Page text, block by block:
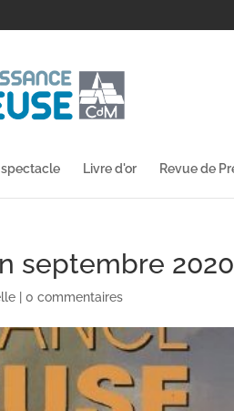
spectacle Livre d'or Revue de
septembre 2020
|0 commentaires